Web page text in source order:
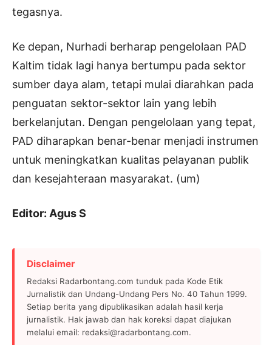
tegasnya.
Ke depan, Nurhadi berharap pengelolaan PAD
Kaltim tidak lagi hanya bertumpu pada sektor
sumber daya alam, tetapi mulai diarahkan pada
penguatan sektor-sektor lain yang lebih
berkelanjutan. Dengan pengelolaan yang tepat,
PAD diharapkan benar-benar menjadi instrumen
untuk meningkatkan kualitas pelayanan publik
dan kesejahteraan masyarakat. (um)
Editor: Agus S
Disclaimer
Redaksi Radarbontang.com tunduk pada Kode Etik
Jurnalistik dan Undang-Undang Pers No. 40 Tahun 1999.
Setiap berita yang dipublikasikan adalah hasil kerja
jurnalistik. Hak jawab dan hak koreksi dapat diajukan
melalui email: redaksi@radarbontang.com.